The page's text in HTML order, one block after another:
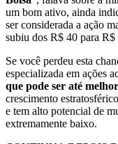
um bom ativo, ainda
ser considerada a ação
subiu dos R$ 40 para
Se você perdeu esta
especializada em ações
que pode ser até
crescimento
e tem alto potencial de
extremamente baixo.